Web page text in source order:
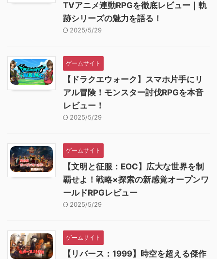
TVアニメ連動RPGを徹底レビュー｜軌
跡シリーズの魅力を語る！
2025/5/29
ゲームサイト
【ドラクエウォーク】スマホ片手にリ
アル冒険！モンスター討伐RPGを本音
レビュー！
2025/5/29
ゲームサイト
【文明と征服：EOC】広大な世界を制
覇せよ！戦略×探索の新感覚オープンワ
ールドRPGレビュー
2025/5/29
ゲームサイト
【リバース：1999】時空を超える傑作